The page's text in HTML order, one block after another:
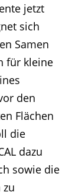
jetzt
sich
Samen
für kleine
den
Flächen
die
dazu
sowie die